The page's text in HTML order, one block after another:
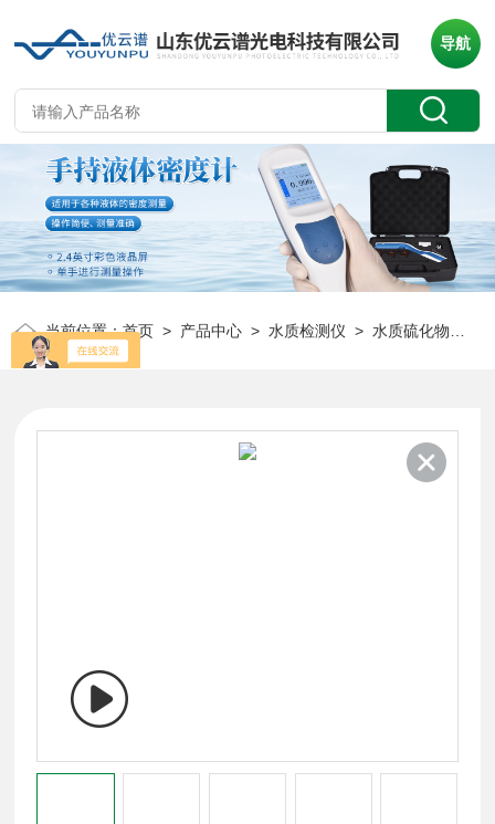
导航
当前位置：首页 > 产品中心 >水质检测仪 >水质硫化物检测仪